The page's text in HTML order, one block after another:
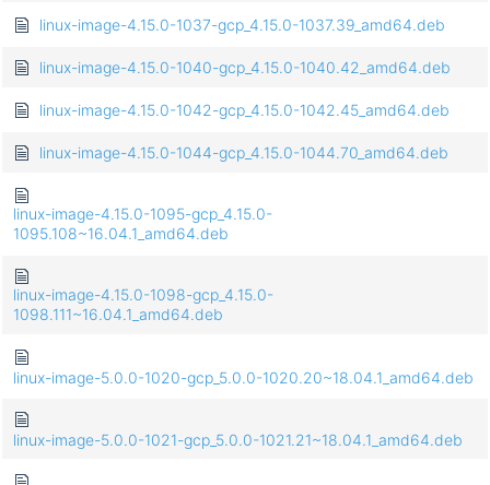
linux-image-4.15.0-1037-gcp_4.15.0-1037.39_amd64.deb
linux-image-4.15.0-1040-gcp_4.15.0-1040.42_amd64.deb
linux-image-4.15.0-1042-gcp_4.15.0-1042.45_amd64.deb
linux-image-4.15.0-1044-gcp_4.15.0-1044.70_amd64.deb
linux-image-4.15.0-1095-gcp_4.15.0-
1095.108~16.04.1_amd64.deb
linux-image-4.15.0-1098-gcp_4.15.0-
1098.111~16.04.1_amd64.deb
linux-image-5.0.0-1020-gcp_5.0.0-1020.20~18.04.1_amd64.deb
linux-image-5.0.0-1021-gcp_5.0.0-1021.21~18.04.1_amd64.deb